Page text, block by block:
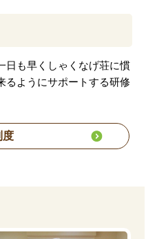
日も早くしゃくなげ荘に慣
るようにサポートする研修
度